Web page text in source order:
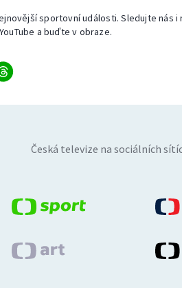
sportovní události. Sledujte nás i
a buďte v obraze.
Česká televize na sociálních